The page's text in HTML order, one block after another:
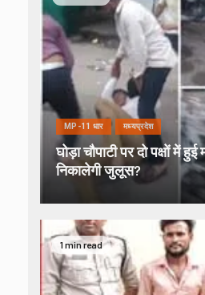
MP-11 धार मध्यप्रदेश
घोड़ा चौपाटी पर दो पक्षों में
निकालेगी जुलूस?
1 min read